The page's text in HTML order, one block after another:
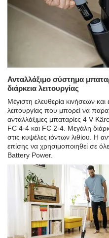
Ανταλλάξιμο σύστημα
διάρκεια λειτουργίας
Μέγιστη ελευθερία κινήσεων και
λειτουργίας που μπορεί να
ανταλλάξιμες μπαταρίες 4 V
FC 4-4 και FC 2-4. Μεγάλη
στις κυψέλες ιόντων λιθίου. Η
επίσης να χρησιμοποιηθεί σε
Battery Power.